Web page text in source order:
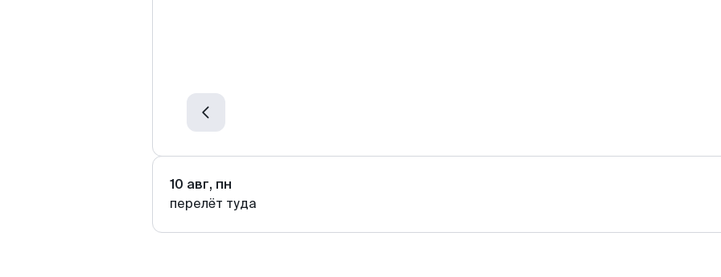
10 авг, пн
перелёт туда